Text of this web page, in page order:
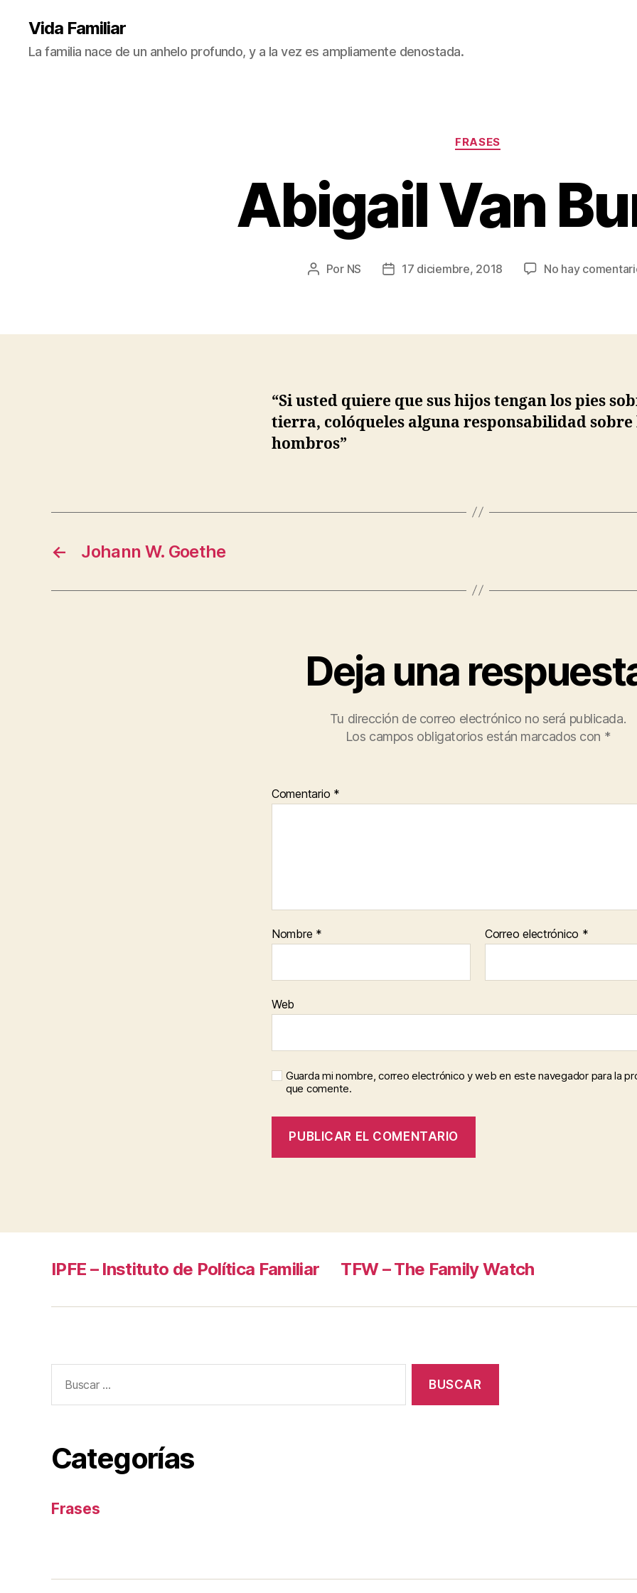
Vida Familiar
La familia nace de un anhelo profundo, y a la vez es ampliamente denostada.
Categorías
FRASES
Abigail Van
Autor
Por NS
Fecha17 diciembre, 2018 No hay
“Si usted quiere que sus hijos tengan los pies
tierra, colóqueles alguna responsabilidad sobre
hombros”
← Johann W. Goethe
Deja una
Tu dirección de correo electrónico no será publicada.
Los campos obligatorios están marcados con *
Comentario *
Nombre * Correo electrónico *
Web
Guarda mi nombre, correo electrónico y web en este navegador para la
que comente.
IPFE – Instituto de Política Familiar TFW – The Family Watch
Categorías
Frases